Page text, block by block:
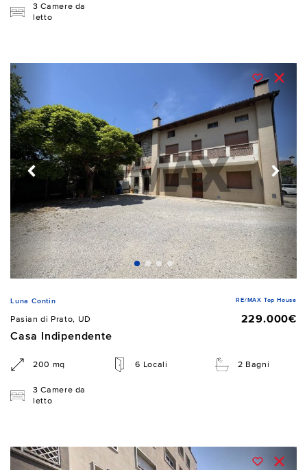
3 Camere da
letto
Luna Contin RE/MAX Top House
Pasian di Prato, UD
229.000€
Casa Indipendente
200 mq 6 Locali 2 Bagni
3 Camere da
letto